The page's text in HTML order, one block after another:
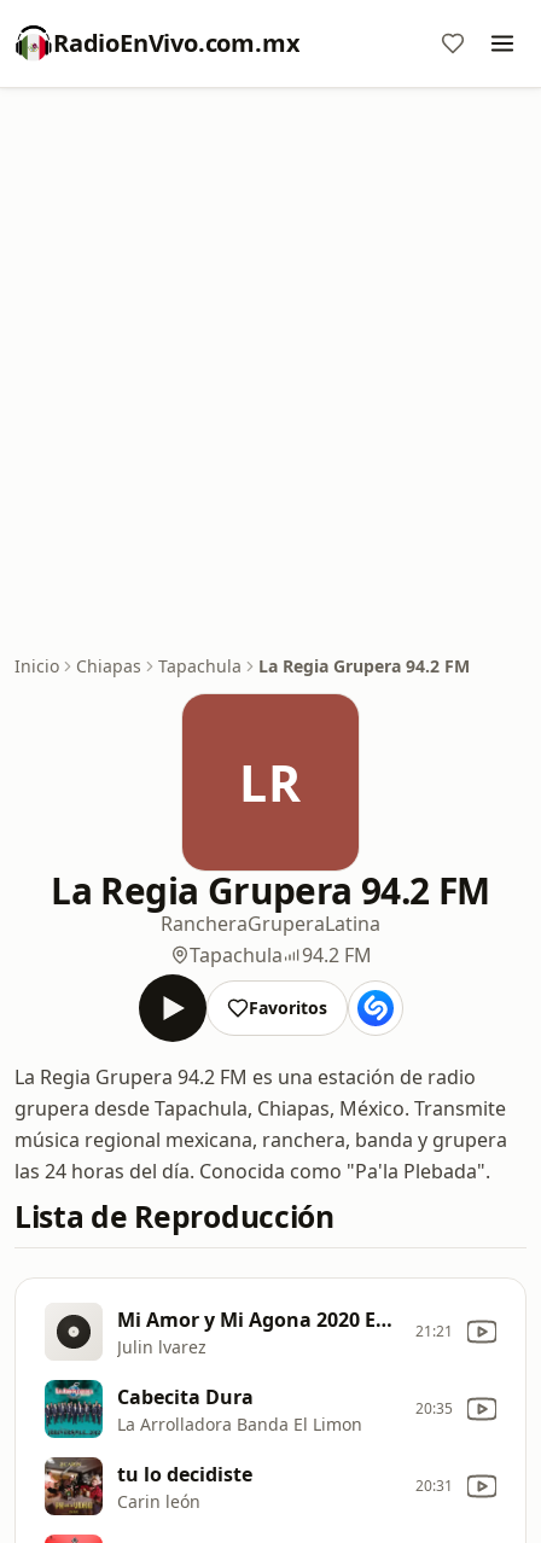
RadioEnVivo.com.mx
Inicio Chiapas Tapachula La Regia Grupera 94.2 FM
LR
La Regia Grupera 94.2 FM
RancheraGruperaLatina
Tapachula
94.2 FM
Favoritos
La Regia Grupera 94.2 FM es una estación de radio
grupera desde Tapachula, Chiapas, México. Transmite
música regional mexicana, ranchera, banda y grupera
las 24 horas del día. Conocida como "Pa'la Plebada".
Lista de Reproducción
Mi Amor y Mi Agona 2020 Estreno
Julin lvarez
21:21
Cabecita Dura
La Arrolladora Banda El Limon
20:35
tu lo decidiste
Carin león
20:31